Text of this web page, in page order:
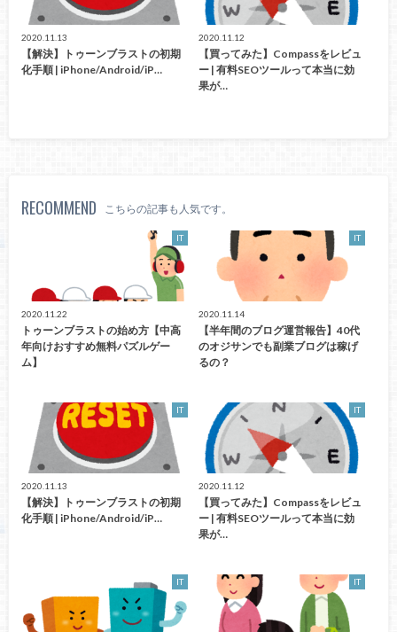
2020.11.13
【解決】トゥーンブラストの初期
化手順 | iPhone/Android/iP…
2020.11.12
【買ってみた】Compassをレビュ
ー | 有料SEOツールって本当に効
果が…
RECOMMEND こちらの記事も人気です。
IT
2020.11.22
トゥーンブラストの始め方【中高
年向けおすすめ無料パズルゲー
ム】
IT
2020.11.14
【半年間のブログ運営報告】40代
のオジサンでも副業ブログは稼げ
るの？
IT
2020.11.13
【解決】トゥーンブラストの初期
化手順 | iPhone/Android/iP…
IT
2020.11.12
【買ってみた】Compassをレビュ
ー | 有料SEOツールって本当に効
果が…
IT IT